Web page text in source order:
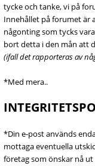
tycke och tanke, vi på
Innehållet på forumet är
någonting som tycks
bort detta i den mån att
(ifall det rapporteras av
*Med mera..
*Din e-post används
mottaga eventuella
företag som önskar nå